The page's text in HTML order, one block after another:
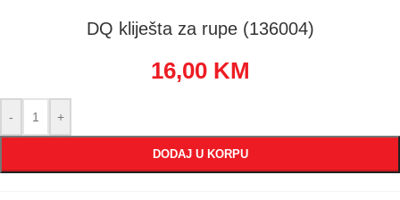
DQ kliješta za rupe (136004)
16,00 KM
- +
DODAJ U KORPU